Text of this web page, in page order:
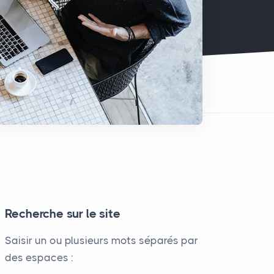
Recherche sur le site
Saisir un ou plusieurs mots séparés par
des espaces :